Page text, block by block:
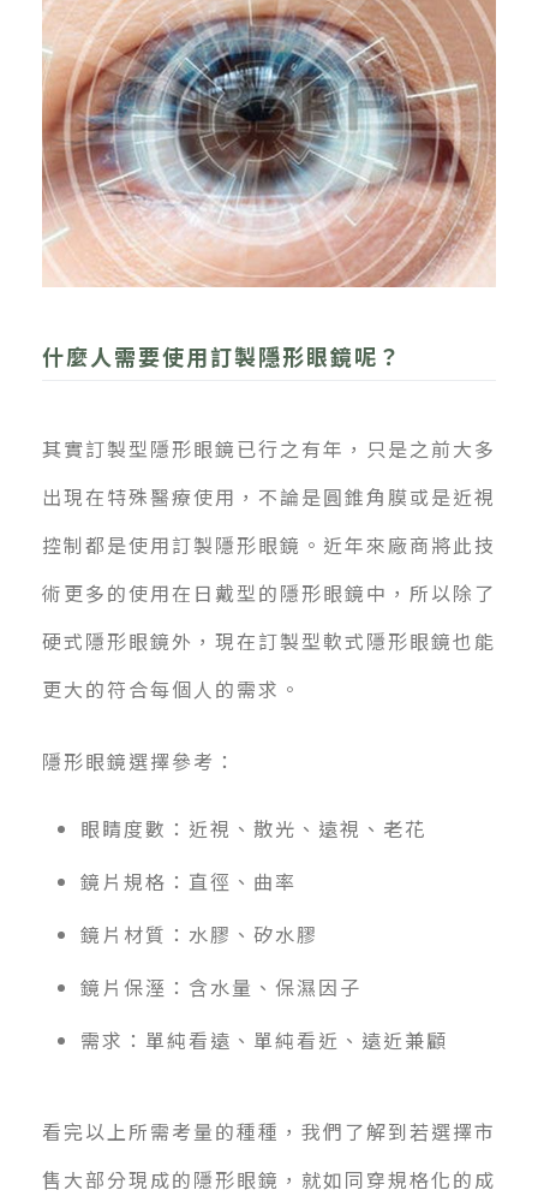
什麼人需要使用訂製隱形眼鏡呢？
其實訂製型隱形眼鏡已行之有年，只是之前大多
出現在特殊醫療使用，不論是圓錐角膜或是近視
控制都是使用訂製隱形眼鏡。近年來廠商將此技
術更多的使用在日戴型的隱形眼鏡中，所以除了
硬式隱形眼鏡外，現在訂製型軟式隱形眼鏡也能
更大的符合每個人的需求。
隱形眼鏡選擇參考：
眼睛度數：近視、散光、遠視、老花
鏡片規格：直徑、曲率
鏡片材質：水膠、矽水膠
鏡片保溼：含水量、保濕因子
需求：單純看遠、單純看近、遠近兼顧
看完以上所需考量的種種，我們了解到若選擇市
售大部分現成的隱形眼鏡，就如同穿規格化的成